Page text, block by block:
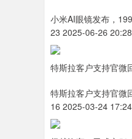
小米AI眼镜发布，
23 2025-06-26 20:28
特斯拉客户支持官微
特斯拉客户支持官微
16 2025-03-24 17:24